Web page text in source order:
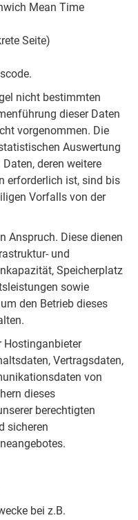
Mean Time
Seite)
nicht bestimmten
dieser Daten
vorgenommen. Die
Auswertung
deren weitere
erforderlich ist, sind bis
Vorfalls von der
Anspruch. Diese dienen
und
Speicherplatz
sowie
den Betrieb dieses
Hostinganbieter
Vertragsdaten,
von
dieses
berechtigten
sicheren
bei z.B.